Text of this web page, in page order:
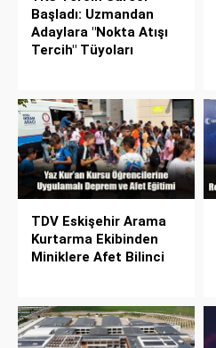
Başladı: Uzmandan
Adaylara "Nokta Atışı
Tercih" Tüyoları
TDV Eskişehir Arama
Kurtarma Ekibinden
Miniklere Afet Bilinci